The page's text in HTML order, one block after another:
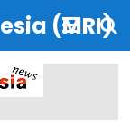
(MRI)